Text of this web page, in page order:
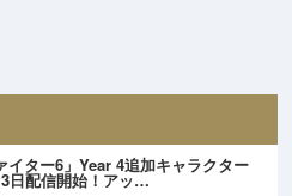
イター6」Year 4追加キャラクター
3日配信開始！アッ…